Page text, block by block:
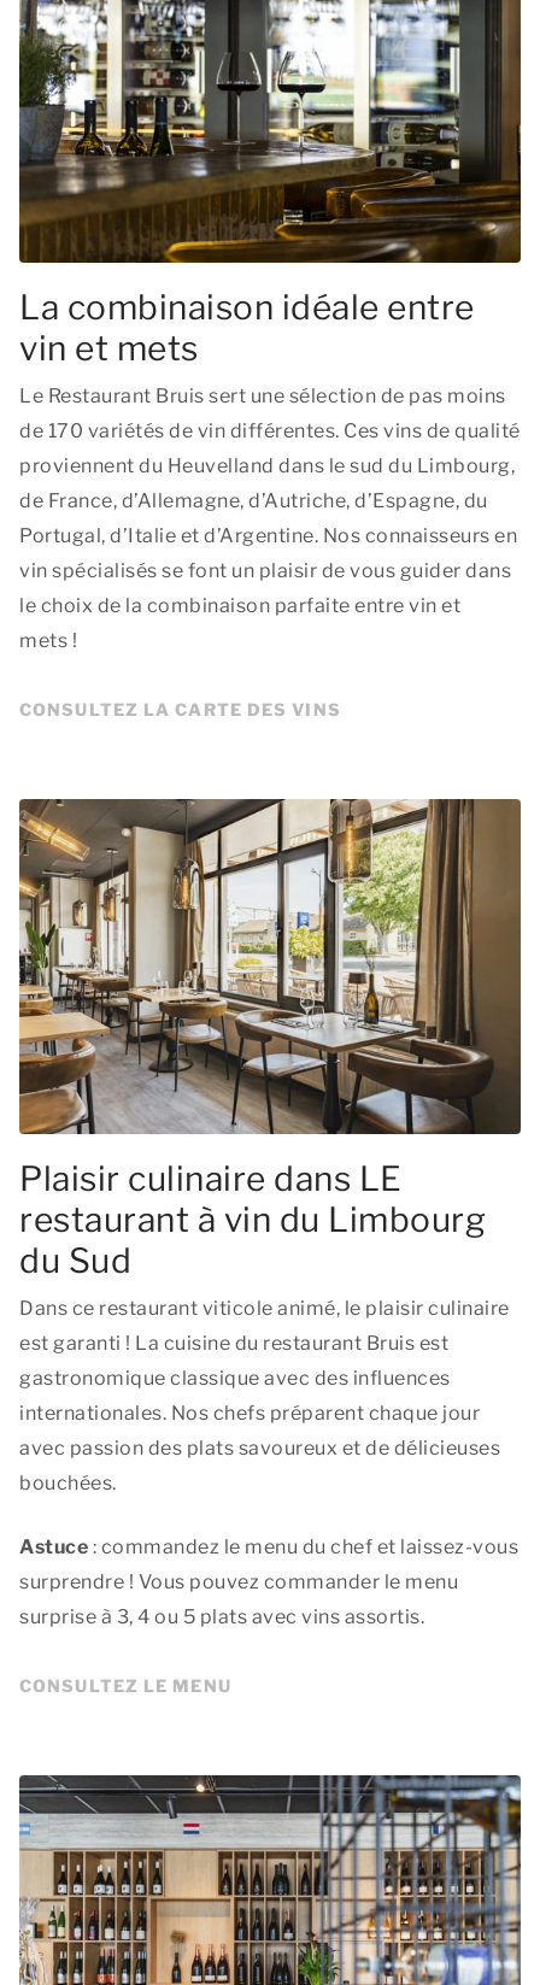
La combinaison idéale entre
vin et mets
Le Restaurant Bruis sert une sélection de pas moins
de 170 variétés de vin différentes. Ces vins de qualité
proviennent du Heuvelland dans le sud du Limbourg,
de France, d’Allemagne, d’Autriche, d’Espagne, du
Portugal, d’Italie et d’Argentine. Nos connaisseurs en
vin spécialisés se font un plaisir de vous guider dans
le choix de la combinaison parfaite entre vin et
mets !
CONSULTEZ LA CARTE DES VINS
Plaisir culinaire dans LE
restaurant à vin du Limbourg
du Sud
Dans ce restaurant viticole animé, le plaisir culinaire
est garanti ! La cuisine du restaurant Bruis est
gastronomique classique avec des influences
internationales. Nos chefs préparent chaque jour
avec passion des plats savoureux et de délicieuses
bouchées.
Astuce : commandez le menu du chef et laissez-vous
surprendre ! Vous pouvez commander le menu
surprise à 3, 4 ou 5 plats avec vins assortis.
CONSULTEZ LE MENU